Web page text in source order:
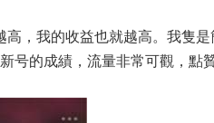
，我的收益也就越高。我隻是
号的成績，流量非常可觀，點